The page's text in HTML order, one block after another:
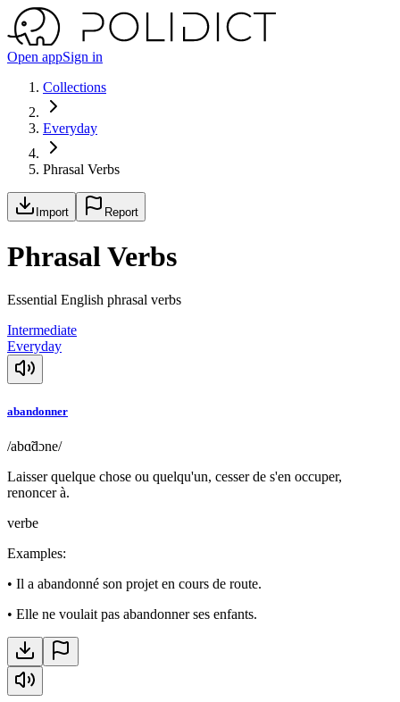
Open appSign in
Collections
Everyday
Phrasal Verbs
Import Report
Phrasal Verbs
Essential English phrasal verbs
Intermediate
Everyday
abandonner
/abɑ̃dɔne/
Laisser quelque chose ou quelqu'un, cesser de s'en occuper,
renoncer à.
verbe
Examples:
• Il a abandonné son projet en cours de route.
• Elle ne voulait pas abandonner ses enfants.